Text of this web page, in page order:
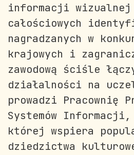
informacji
całościowych
nagradzanych w
krajowych i
zawodową ściśle
działalności na
prowadzi Pracownię
Systemów Informacji,
której wspiera
dziedzictwa